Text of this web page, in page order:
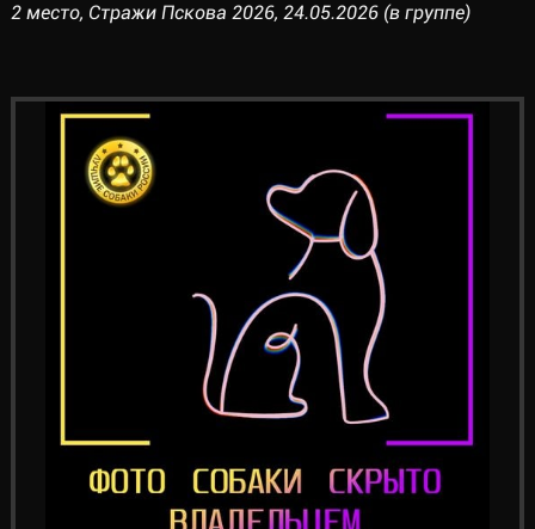
2 место, Стражи Пскова 2026, 24.05.2026 (в группе)